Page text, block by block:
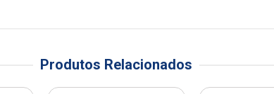
Produtos Relacionados